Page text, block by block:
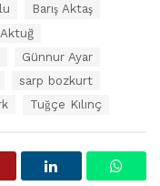
Barış Aktaş
Günnur Ayar
sarp bozkurt
Tuğçe Kılınç